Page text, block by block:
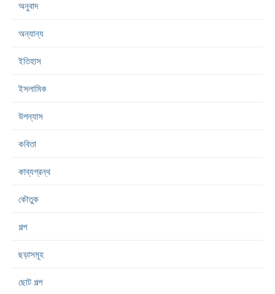
অনুবাদ
অন্যান্য
ইতিহাস
ইসলামিক
উপন্যাস
কবিতা
কাব্যগ্রন্থ
কৌতুক
গল্প
ছড়াসমূহ
ছোট গল্প